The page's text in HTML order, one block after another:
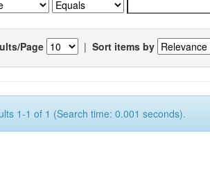
Page | Sort items by
1-1 of 1 (Search time: 0.001 seconds).